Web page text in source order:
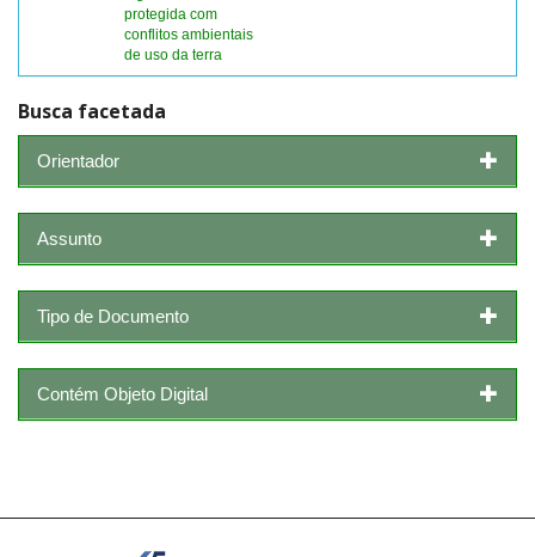
protegida com
conflitos ambientais
de uso da terra
Busca facetada
Orientador
Assunto
Tipo de Documento
Contém Objeto Digital